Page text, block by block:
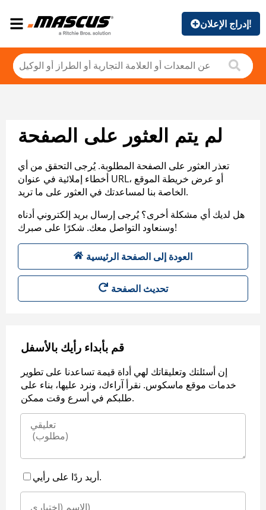
إدراج الإعلان!
لم يتم العثور على الصفحة
تعذر العثور على الصفحة المطلوبة. يُرجى التحقق من أي
أخطاء إملائية في عنوان URL، أو عرض خريطة الموقع
الخاصة بنا لمساعدتك في العثور على ما تريد.
هل لديك أي مشكلة أخرى؟ يُرجى إرسال بريد إلكتروني أدناه
وسنعاود التواصل معك. شكرًا على صبرك!
العودة إلى الصفحة الرئيسية
تحديث الصفحة
قم بأبداء رأيك بالأسفل
إن أسئلتك وتعليقاتك لهي أداة قيمة تساعدنا على تطوير
خدمات موقع ماسكوس. نقرأ آراءك، ونرد عليها، بناء على
طلبكم في أسرع وقت ممكن.
أريد ردًا على رأيي.